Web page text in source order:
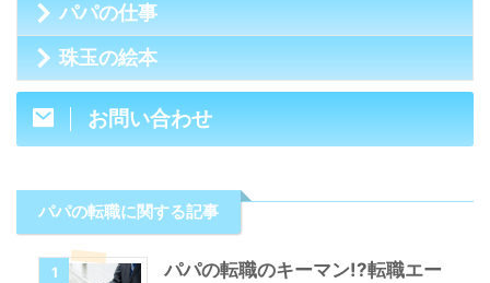
パパの仕事
珠玉の絵本
お問い合わせ
パパの転職に関する記事
1
パパの転職のキーマン!?転職エー